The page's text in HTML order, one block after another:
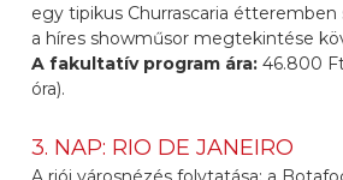
egy tipikus Churrascaria étteremben
a híres showműsor megtekintése
A fakultatív program ára:46.800
óra).
3. NAP: RIO DE JANEIRO